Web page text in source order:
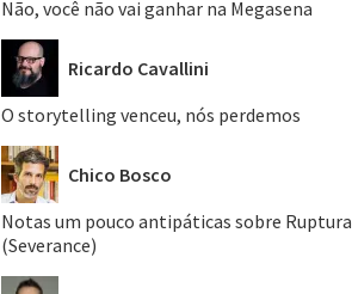
Não, você não vai ganhar na Megasena
Ricardo Cavallini
O storytelling venceu, nós perdemos
Chico Bosco
Notas um pouco antipáticas sobre Ruptura
(Severance)